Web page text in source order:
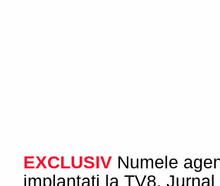
EXCLUSIV Numele
implantați la TV8, Jurnal